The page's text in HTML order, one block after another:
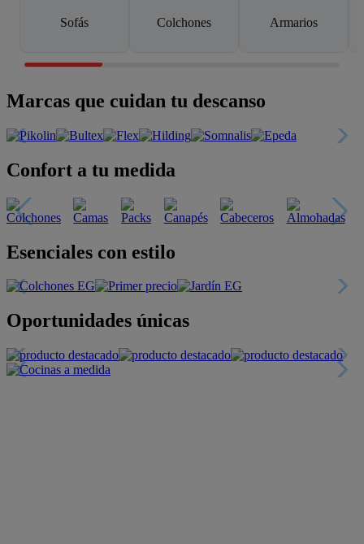
Sofás Colchones Armarios
Marcas que cuidan tu descanso
Confort a tu medida
Esenciales con estilo
Oportunidades únicas